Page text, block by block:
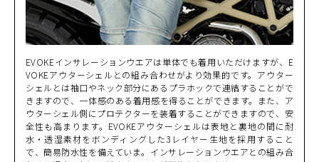
EVOKEインサレーションウエアは単体でも着用いただけますが、E
VOKEアウターシェルとの組み合わせがより効果的です。アウター
シェルとは袖口やネック部分にあるプラホックで連結することがで
きますので、一体感のある着用感を得ることができます。また、ア
ウターシェル側にプロテクターを装着することができますので、安
全性も高まります。EVOKEアウターシェルは表地と裏地の間に耐
水・透湿素材をボンディングした3レイヤー生地を採用すること
で、簡易防水性を備えていま。インサレーションウエアとの組み合